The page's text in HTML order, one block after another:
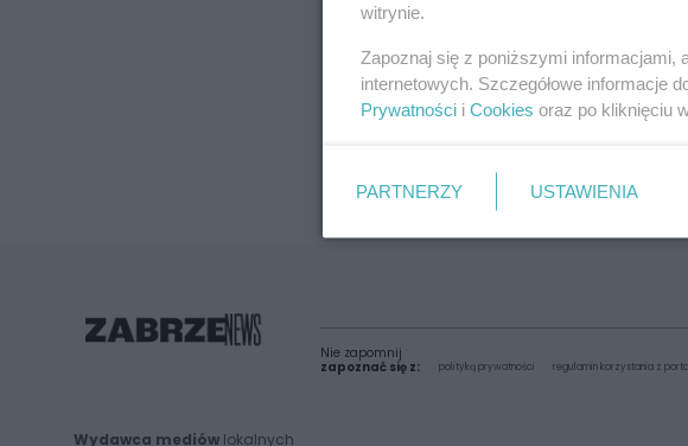
Wydawca mediów lokalnych
Nie zapomnij
zapoznać się z:
polityką prywatności regulamin korzystania z
witrynie.
Zapoznaj się z poniższymi informacjami,
internetowych. Szczegółowe informacje
Prywatności i Cookies oraz po kliknięciu
PARTNERZY USTAWIENIA